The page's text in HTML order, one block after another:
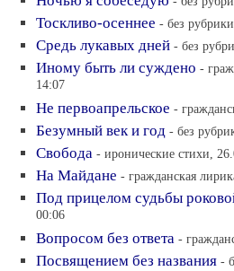
Тоскливо-осеннее - без
Средь лукавых дней - без
Иному быть ли суждено -
14:07
Не первоапрельское -
Безумный век и год - без
Свобода - иронические стихи,
На Майдане - гражданская
Под прицелом судьбы
00:06
Вопросом без ответа -
Посвящением без названия -